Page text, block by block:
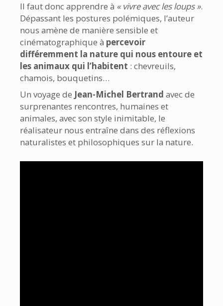
Il faut donc apprendre à « vivre avec les loups ».
Dépassant les postures polémiques, l’auteur
nous amène de manière sensible et
cinématographique à percevoir
différemment la nature qui nous entoure et
les animaux qui l’habitent : chevreuils,
chamois, bouquetins…
Un voyage de Jean-Michel Bertrand avec de
surprenantes rencontres, humaines et
animales, avec son style inimitable, le
réalisateur nous entraîne dans des réflexions
naturalistes et philosophiques sur la nature.